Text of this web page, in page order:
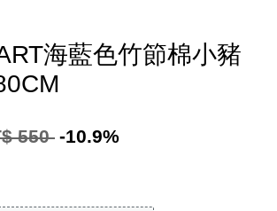
海藍色竹節棉小豬
550 -10.9%